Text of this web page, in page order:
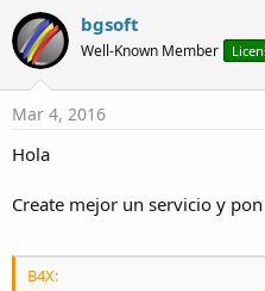
bgsoft
Well-Known Member
Mar 4, 2016
Hola
Create mejor un servicio y
B4X: